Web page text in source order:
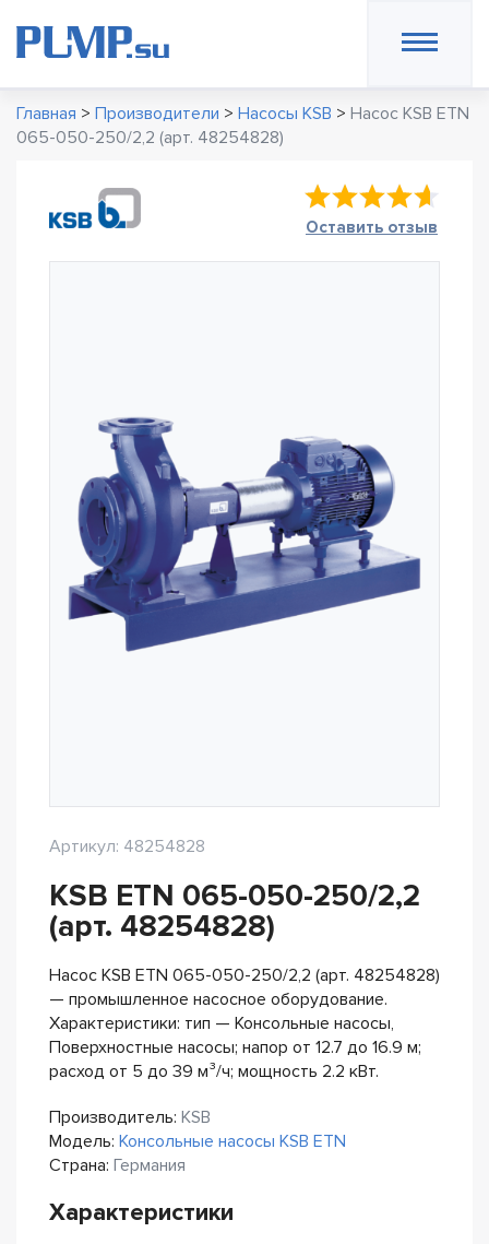
Главная > Производители > Насосы KSB > Насос KSB ETN
065-050-250/2,2 (арт. 48254828)
Оставить отзыв
Артикул: 48254828
KSB ETN 065-050-250/2,2
(арт. 48254828)
Насос KSB ETN 065-050-250/2,2 (арт. 48254828)
— промышленное насосное оборудование.
Характеристики: тип — Консольные насосы,
Поверхностные насосы; напор от 12.7 до 16.9 м;
расход от 5 до 39 м³/ч; мощность 2.2 кВт.
Производитель: KSB
Модель: Консольные насосы KSB ETN
Страна: Германия
Характеристики